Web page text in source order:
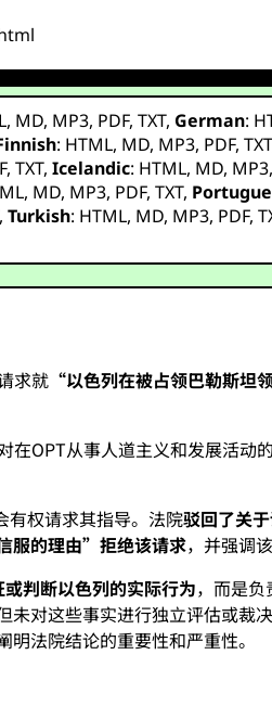
, MD, MP3, PDF,TXT, German:
: HTML, MD, MP3, PDF,TXT
,TXT,Icelandic: HTML, MD, MP3,
, MD, MP3, PDF,TXT,
,Turkish: HTML, MD, MP3, PDF,
求就 “以色列在被占领巴勒斯坦
在OPT从事人道主义和发展活动
有权请求其指导。法院驳回了关
服的理由”拒绝该请求，并强调
判断以色列的实际行为，而是负
对这些事实进行独立评估或裁
明法院结论的重要性和严重性。